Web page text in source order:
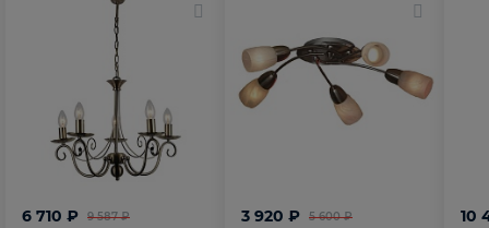
9 587 ₽
6 710 ₽ 5 600 ₽
3 920 ₽ 10